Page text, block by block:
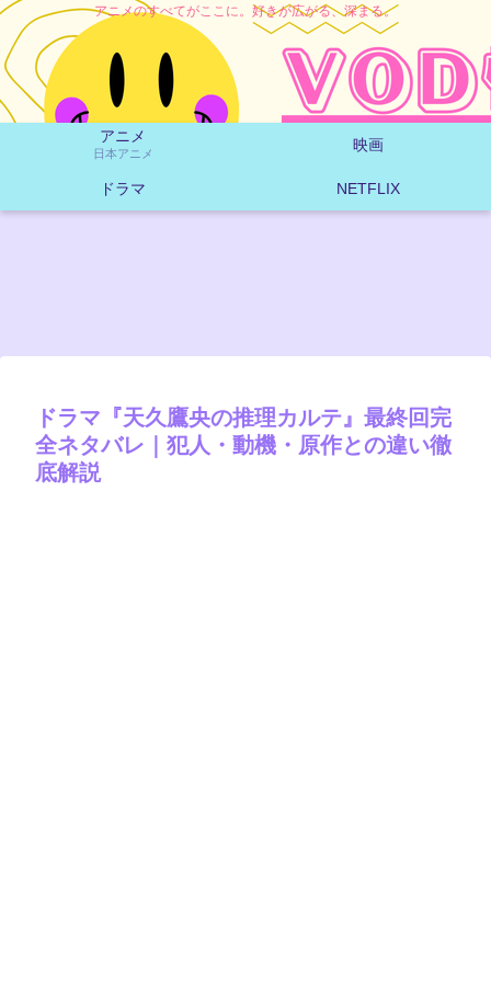
アニメのすべてがここに。好きが広がる、深まる。
アニメ
日本アニメ 映画
ドラマ NETFLIX
ドラマ『天久鷹央の推理カルテ』最終回完
全ネタバレ｜犯人・動機・原作との違い徹
底解説